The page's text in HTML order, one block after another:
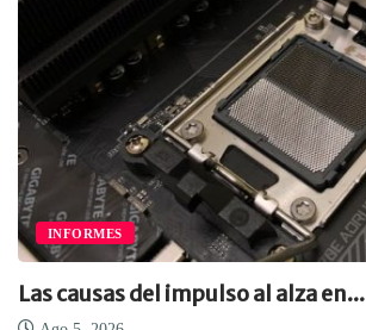
INFORMES
Las causas del impulso al alza en...